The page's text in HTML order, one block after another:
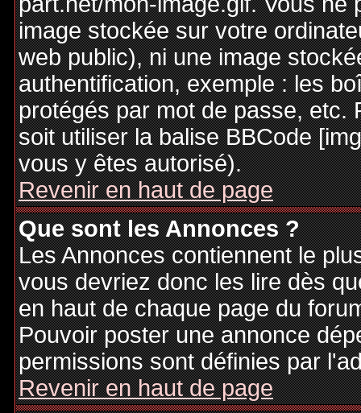
image stockée sur votre
web public), ni une image
authentification, exemple : les
protégés par mot de passe, etc.
soit utiliser la balise BBCode
vous y êtes autorisé).
Revenir en haut de page
Que sont les Annonces ?
Les Annonces contiennent le
vous devriez donc les lire dès
en haut de chaque page du
Pouvoir poster une annonce
permissions sont définies par
Revenir en haut de page